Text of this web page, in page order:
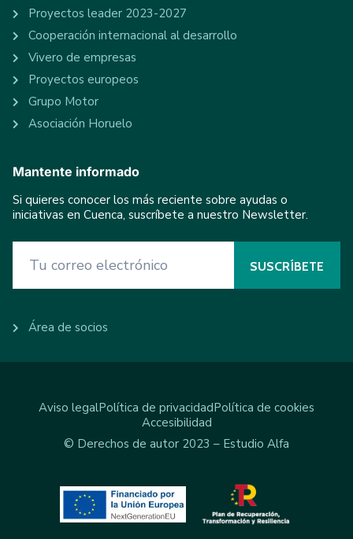
Proyectos leader 2023-2027
Cooperación internacional al desarrollo
Vivero de empresas
Proyectos europeos
Grupo Motor
Asociación Horuelo
Mantente informado
Si quieres conocer los más reciente sobre ayudas o
iniciativas en Cuenca, suscríbete a nuestro Newsletter.
Área de socios
Aviso legalPolítica de privacidadPolítica de cookies
Accesibilidad
© Derechos de autor 2023 – Estudio Alfa